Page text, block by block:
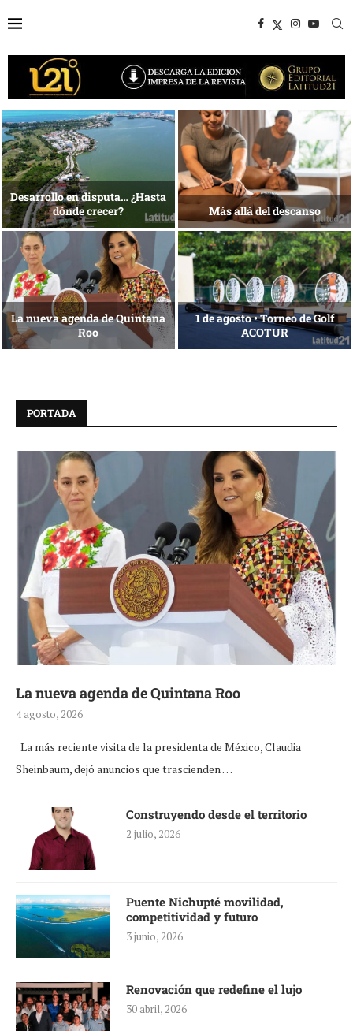
Bottega, un viaje servido a la
mesa
Energía que Impulsa la
competitividad
Reconocimiento de viajeros La esencia del servicio
PORTADA
La nueva agenda de Quintana Roo
4 agosto, 2026
La más reciente visita de la presidenta de México, Claudia
Sheinbaum, dejó anuncios que trascienden …
Construyendo desde el territorio
2 julio, 2026
Puente Nichupté movilidad,
competitividad y futuro
3 junio, 2026
Renovación que redefine el lujo
30 abril, 2026